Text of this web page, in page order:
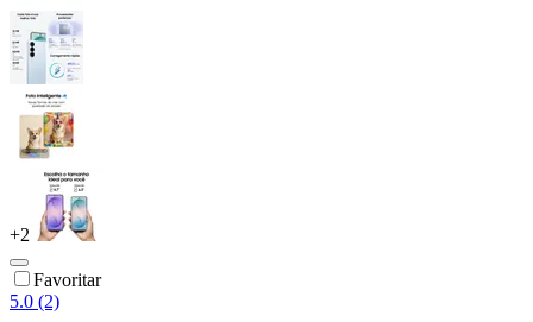
+2
Favoritar
5.0 (2)